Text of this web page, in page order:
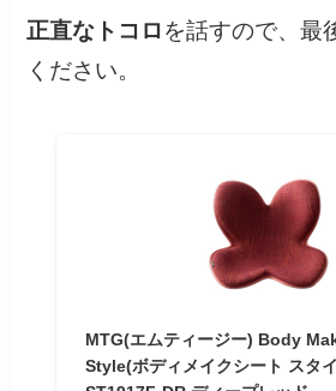
正直なトコロを話すので、最
ください。
MTG(エムティージー) Body
Style(ボディメイクシート スタ